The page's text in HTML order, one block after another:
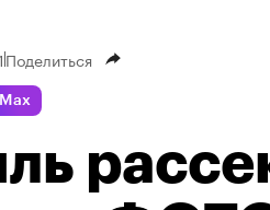
Поделиться